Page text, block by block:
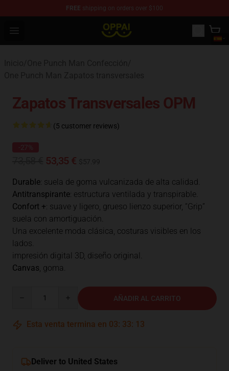
FREE shipping on orders over $100
Open menu
Oppai Store - Official Oppai Merchandise Shop
Zapatos Transversales OPM
(5 customer reviews)
-27%
53,35 €
Durable: suela de goma vulcanizada de alta calidad.
Antitranspirante: estructura ventilada y transpirable.
Confort +: suave y ligero, grueso lienzo superior, “Grip”
suela con amortiguación.
Una excelente moda clásica, costuras visibles en los
lados.
impresión digital 3D, diseño original.
Canvas, goma.
AÑADIR AL CARRITO
Esta venta termina en 03: 33: 12
Deliver to United States